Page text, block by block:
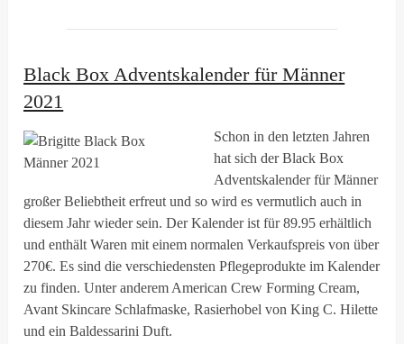
Black Box Adventskalender für Männer
2021
Schon in den letzten Jahren
hat sich der Black Box
Adventskalender für Männer
großer Beliebtheit erfreut und so wird es vermutlich auch in
diesem Jahr wieder sein. Der Kalender ist für 89.95 erhältlich
und enthält Waren mit einem normalen Verkaufspreis von über
270€. Es sind die verschiedensten Pflegeprodukte im Kalender
zu finden. Unter anderem American Crew Forming Cream,
Avant Skincare Schlafmaske, Rasierhobel von King C. Hilette
und ein Baldessarini Duft.